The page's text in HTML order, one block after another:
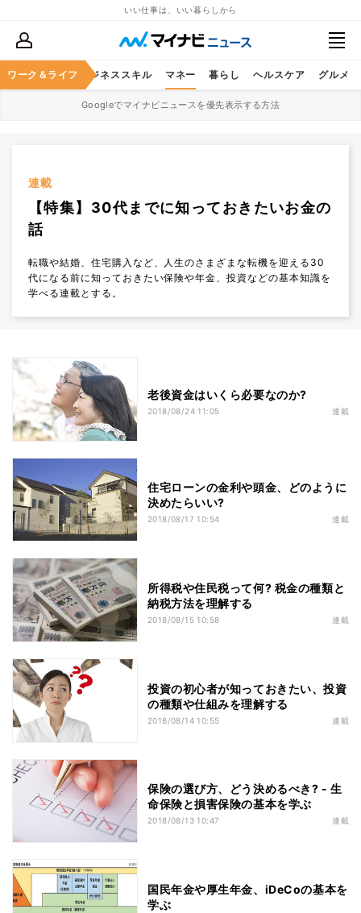
いい仕事は、いい暮らしから
ワーク＆ライフ
キャリア ビジネススキル マネー 暮らし ヘルスケア グルメ
Googleでマイナビニュースを優先表示する方法
連載
【特集】30代までに知っておきたいお金の
話
転職や結婚、住宅購入など、人生のさまざまな転機を迎える30
代になる前に知っておきたい保険や年金、投資などの基本知識を
学べる連載とする。
老後資金はいくら必要なのか?
2018/08/24 11:05 連載
住宅ローンの金利や頭金、どのように
決めたらいい?
2018/08/17 10:54 連載
所得税や住民税って何? 税金の種類と
納税方法を理解する
2018/08/15 10:58 連載
投資の初心者が知っておきたい、投資
の種類や仕組みを理解する
2018/08/14 10:55 連載
保険の選び方、どう決めるべき? - 生
命保険と損害保険の基本を学ぶ
2018/08/13 10:47 連載
国民年金や厚生年金、iDeCoの基本を
学ぶ